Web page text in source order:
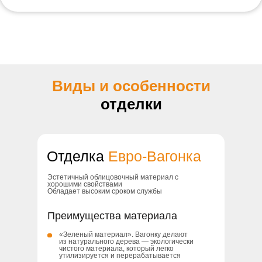
Виды и особенности
отделки
Преимущества материала
Эстетичный облицовочный материал с
хорошими свойствами
Обладает высоким сроком службы
Эстетичный облицовочный
свойствами
Отделка Евро-Вагонка
«Зеленый материал». Вагонку делают
из натурального дерева — экологически
чистого материала, который легко
утилизируется и перерабатывается